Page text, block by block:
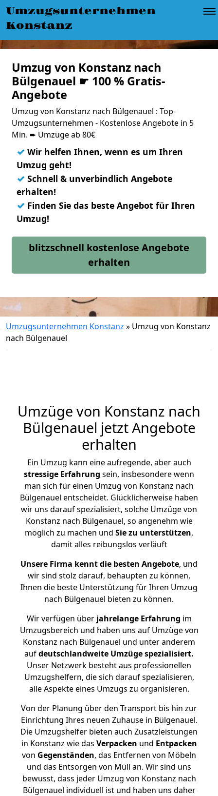
Umzugsunternehmen
Konstanz
Umzug von Konstanz nach
Bülgenauel ☛ 100 % Gratis-
Angebote
Umzug von Konstanz nach Bülgenauel : Top-
Umzugsunternehmen - Kostenlose Angebote in 5
Min. ➨ Umzüge ab 80€
✓ Wir helfen Ihnen, wenn es um Ihren
Umzug geht!
✓ Schnell & unverbindlich Angebote
erhalten!
✓ Finden Sie das beste Angebot für Ihren
Umzug!
blitzschnell kostenlose Angebote
erhalten
Umzugsunternehmen Konstanz » Umzug von Konstanz
nach Bülgenauel
Umzüge von Konstanz nach
Bülgenauel jetzt Angebote
erhalten
Ein Umzug kann eine aufregende, aber auch
stressige Erfahrung sein, insbesondere wenn
man sich für einen Umzug von Konstanz nach
Bülgenauel entscheidet. Glücklicherweise haben
wir uns darauf spezialisiert, solche Umzüge von
Konstanz nach Bülgenauel, so angenehm wie
möglich zu machen und Sie zu unterstützen,
damit alles reibungslos verläuft
Unsere Firma kennt die besten Angebote, und
wir sind stolz darauf, behaupten zu können,
Ihnen die beste Unterstützung für Ihren Umzug
nach Bülgenauel bieten zu können.
Wir verfügen überjahrelange Erfahrung im
Umzugsbereich und haben uns auf Umzüge von
Konstanz nach Bülgenauel und unter anderem
aufdeutschlandweite Umzüge spezialisiert.
Unser Netzwerk besteht aus professionellen
Umzugshelfern, die sich darauf spezialisieren,
alle Aspekte eines Umzugs zu organisieren.
Von der Planung über den Transport bis hin zur
Einrichtung Ihres neuen Zuhause in Bülgenauel.
Die Umzugshelfer bieten auch Zusatzleistungen
in Konstanz wie das Verpacken und Entpacken
von Gegenständen, das Entfernen von Möbeln
und das Entsorgen von Müll an. Wir sind uns
bewusst, dass jeder Umzug von Konstanz nach
Bülgenauel individuell ist und haben uns daher